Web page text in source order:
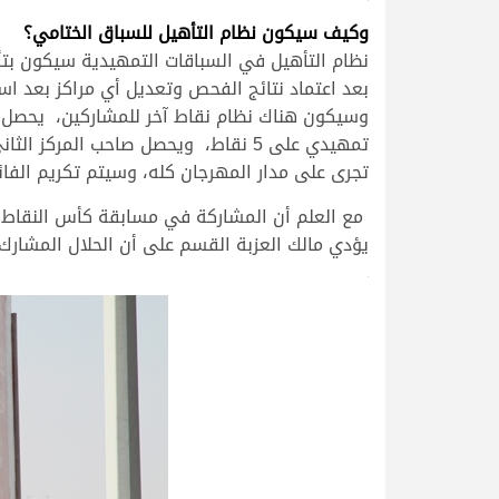
وكيف سيكون نظام التأهيل للسباق الختامي؟
نظام التأهيل في السباقات التمهيدية سيكون
بعد اعتماد نتائج الفحص وتعديل أي مراكز بعد
وسيكون هناك نظام نقاط آخر للمشاركين،
تجرى على مدار المهرجان كله، وسيتم تكريم الفائز
مع العلم أن المشاركة في مسابقة كأس النقاط
يؤدي مالك العزبة القسم على أن الحلال